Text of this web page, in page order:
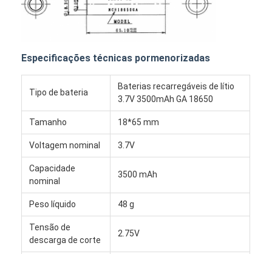
Produtos
Excursão da fábrica
Controle da qualidade
Contacte-nos
Conversar Agora
Especificações técnicas pormenorizadas
Tipo de bateria
Baterias recarregáveis de lítio
3.7V 3500mAh GA 18650
Tamanho 18*65 mm
Voltagem nominal 3.7V
Capacidade
nominal
3500 mAh
Peso líquido 48 g
Tensão de
descarga de corte
2.75V